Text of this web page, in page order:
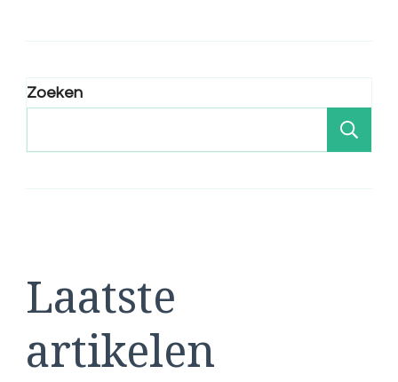
Zoeken
Laatste
artikelen